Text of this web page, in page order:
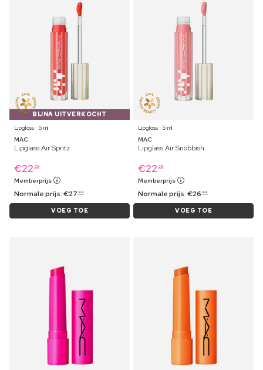
BIJNA UITVERKOCHT
Lipgloss ⋅ 5 ml
MAC
Lipglass Air Spritz
€22 29
Memberprijs
Normale prijs:€27 99
VOEG TOE
Lipgloss ⋅ 5 ml
MAC
Lipglass Air Snobbish
€22 29
Memberprijs
Normale prijs:€26 49
VOEG TOE